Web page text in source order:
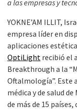
a lasempresas y
YOKNE’AM ILLIT,
empresa líder en
aplicaciones
OptiLight recibió el
Breakthrough a la
Oftalmología”. Este
médica y de salud
de más de 15